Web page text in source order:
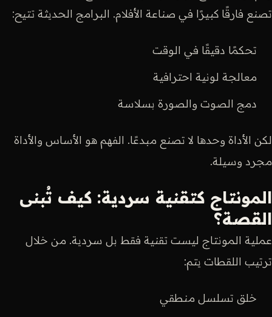
تصنع فارقًا كبيرًا في صناعة الأفلام. البرامج الحديثة تتيح:
تحكمًا دقيقًا في الوقت
معالجة لونية احترافية
دمج الصوت والصورة بسلاسة
لكن الأداة وحدها لا تصنع مبدعًا. الفهم هو الأساس والأداة
مجرد وسيلة.
المونتاج كتقنية سردية: كيف تُبنى
القصة؟
عملية المونتاج ليست تقنية فقط بل سردية. من خلال
ترتيب اللقطات يتم:
خلق تسلسل منطقي